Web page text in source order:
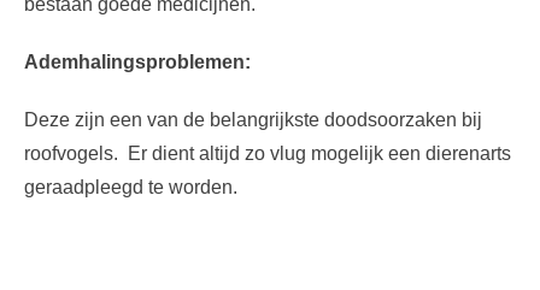
Ademhalingsproblemen:
Deze zijn een van de belangrijkste doodsoorzaken bij
roofvogels. Er dient altijd zo vlug mogelijk een dierenarts
geraadpleegd te worden.